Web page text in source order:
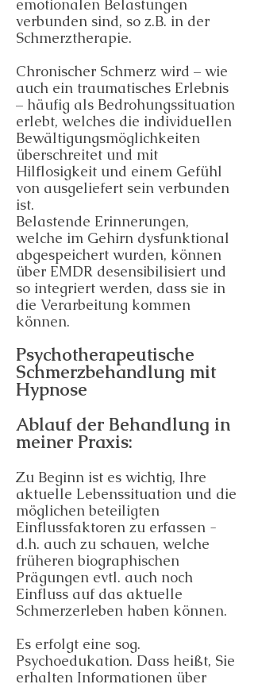
emotionalen Belastungen
verbunden sind, so z.B. in der
Schmerztherapie.
Chronischer Schmerz wird – wie
auch ein traumatisches Erlebnis
– häufig als Bedrohungssituation
erlebt, welches die individuellen
Bewältigungsmöglichkeiten
überschreitet und mit
Hilflosigkeit und einem Gefühl
von ausgeliefert sein verbunden
ist.
Belastende Erinnerungen,
welche im Gehirn dysfunktional
abgespeichert wurden, können
über EMDR desensibilisiert und
so integriert werden, dass sie in
die Verarbeitung kommen
können.
Psychotherapeutische
Schmerzbehandlung mit
Hypnose
Ablauf der Behandlung in
meiner Praxis:
Zu Beginn ist es wichtig, Ihre
aktuelle Lebenssituation und die
möglichen beteiligten
Einflussfaktoren zu erfassen -
d.h. auch zu schauen, welche
früheren biographischen
Prägungen evtl. auch noch
Einfluss auf das aktuelle
Schmerzerleben haben können.
Es erfolgt eine sog.
Psychoedukation. Dass heißt, Sie
erhalten Informationen über